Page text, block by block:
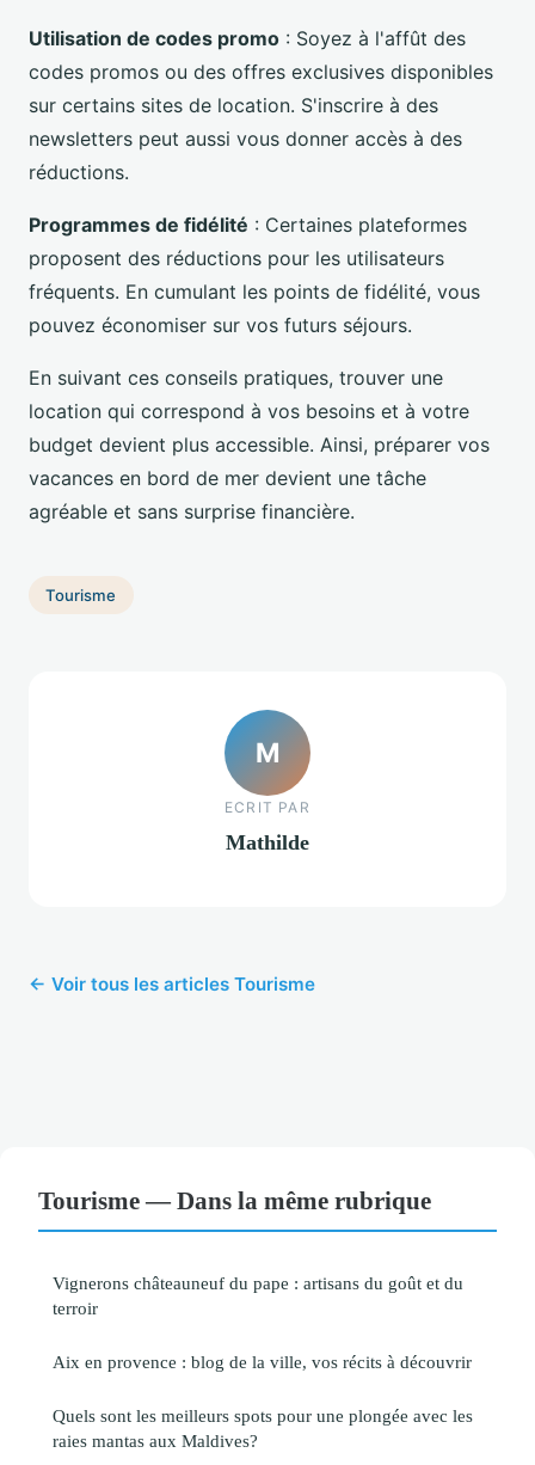
Utilisation de codes promo : Soyez à l'affût des
codes promos ou des offres exclusives disponibles
sur certains sites de location. S'inscrire à des
newsletters peut aussi vous donner accès à des
réductions.
Programmes de fidélité : Certaines plateformes
proposent des réductions pour les utilisateurs
fréquents. En cumulant les points de fidélité, vous
pouvez économiser sur vos futurs séjours.
En suivant ces conseils pratiques, trouver une
location qui correspond à vos besoins et à votre
budget devient plus accessible. Ainsi, préparer vos
vacances en bord de mer devient une tâche
agréable et sans surprise financière.
Tourisme
M
ECRIT PAR
Mathilde
← Voir tous les articles Tourisme
Tourisme — Dans la même rubrique
Vignerons châteauneuf du pape : artisans du goût et du
terroir
Aix en provence : blog de la ville, vos récits à découvrir
Quels sont les meilleurs spots pour une plongée avec les
raies mantas aux Maldives?